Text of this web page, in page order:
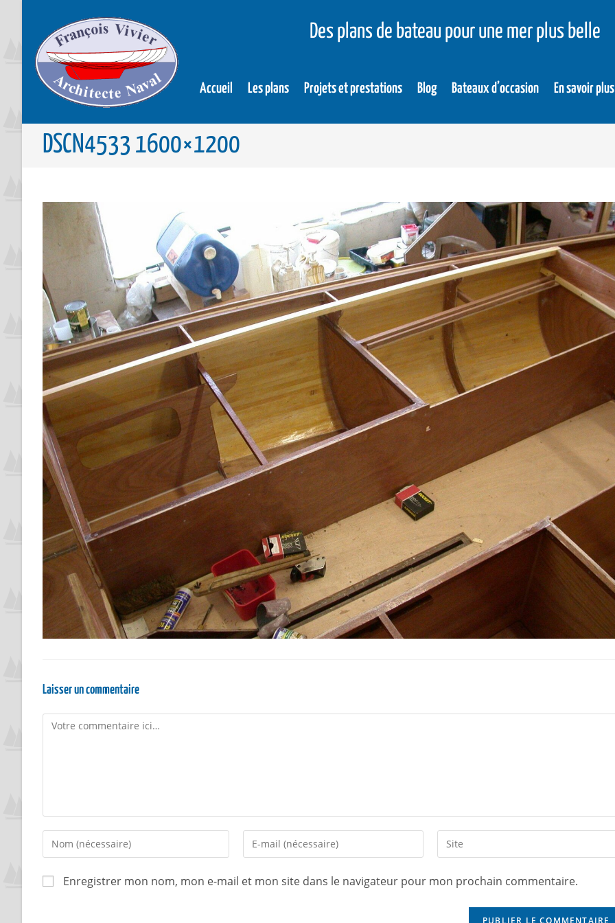
Des plans de bateau pour une mer plus belle
Accueil Les plans Projets et prestations Blog Bateaux d’occasion En savoir plus
DSCN4533 1600×1200
Laisser un commentaire
Enregistrer mon nom, mon e-mail et mon site dans le navigateur pour mon prochain commentaire.